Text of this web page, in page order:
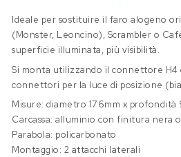
Ideale per sostituire il faro alogeno
(Monster, Leoncino), Scrambler o
superficie illuminata, più visibilità.
Si monta utilizzando il connettore H4
connettori per la luce di posizione
Misure: diametro 176mm x profondità
Carcassa: alluminio con finitura nera
Parabola: policarbonato
Montaggio: 2 attacchi laterali